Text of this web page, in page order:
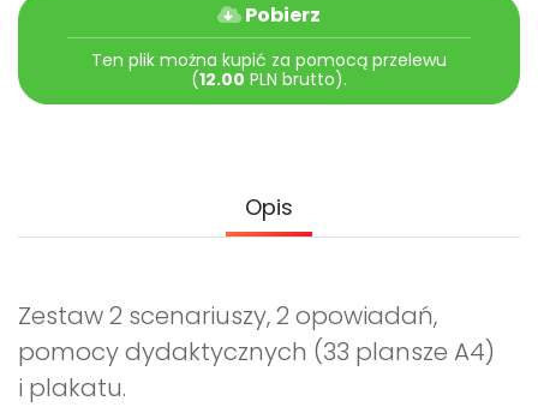
Pobierz
Ten plik można kupić za pomocą przelewu
(12.00 PLN brutto).
Opis
Zestaw 2 scenariuszy, 2 opowiadań,
pomocy dydaktycznych (33 plansze A4)
i plakatu.